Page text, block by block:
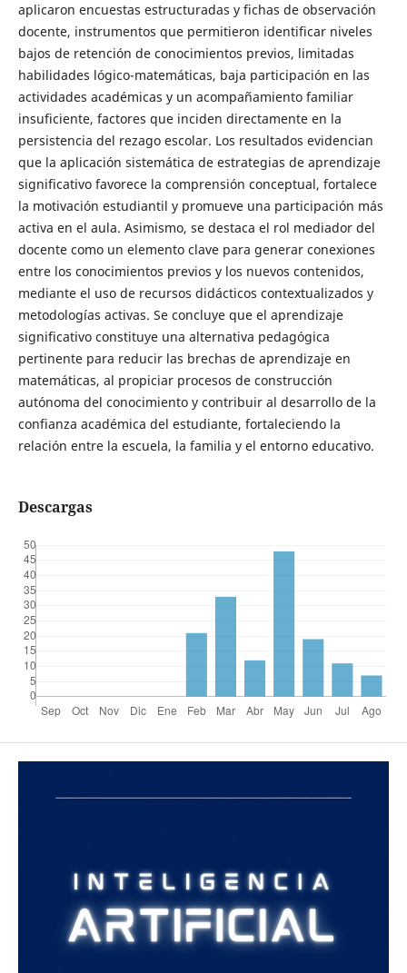
aplicaron encuestas estructuradas y fichas de observación
docente, instrumentos que permitieron identificar niveles
bajos de retención de conocimientos previos, limitadas
habilidades lógico-matemáticas, baja participación en las
actividades académicas y un acompañamiento familiar
insuficiente, factores que inciden directamente en la
persistencia del rezago escolar. Los resultados evidencian
que la aplicación sistemática de estrategias de aprendizaje
significativo favorece la comprensión conceptual, fortalece
la motivación estudiantil y promueve una participación más
activa en el aula. Asimismo, se destaca el rol mediador del
docente como un elemento clave para generar conexiones
entre los conocimientos previos y los nuevos contenidos,
mediante el uso de recursos didácticos contextualizados y
metodologías activas. Se concluye que el aprendizaje
significativo constituye una alternativa pedagógica
pertinente para reducir las brechas de aprendizaje en
matemáticas, al propiciar procesos de construcción
autónoma del conocimiento y contribuir al desarrollo de la
confianza académica del estudiante, fortaleciendo la
relación entre la escuela, la familia y el entorno educativo.
Descargas